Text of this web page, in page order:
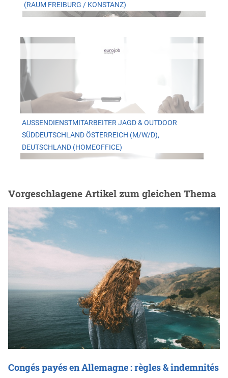
(RAUM FREIBURG / KONSTANZ)
AUSSENDIENSTMITARBEITER JAGD & OUTDOOR
SÜDDEUTSCHLAND ÖSTERREICH (M/W/D), D
EUTSCHLAND (HOMEOFFICE)
Vorgeschlagene Artikel zum gleichen Thema
Congés payés en Allemagne : règles & indemnités